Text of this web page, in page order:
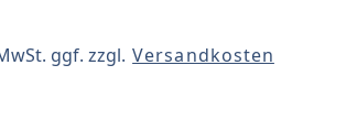
ggf. zzgl. Versandkosten